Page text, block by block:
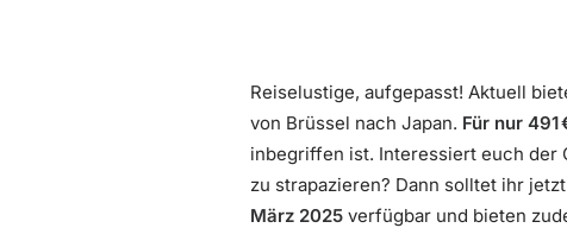
Reiselustige, aufgepasst! Aktuell
von Brüssel nach Japan. Für nur
inbegriffen ist. Interessiert euch der
zu strapazieren? Dann solltet ihr
März 2025 verfügbar und bieten